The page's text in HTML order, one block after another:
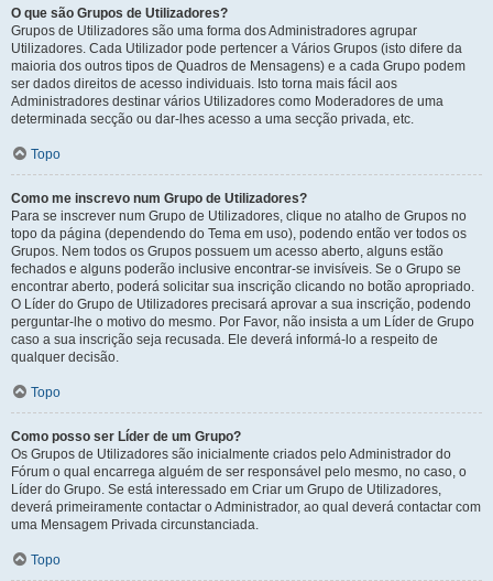
O que são Grupos de Utilizadores?
Grupos de Utilizadores são uma forma dos Administradores agrupar
Utilizadores. Cada Utilizador pode pertencer a Vários Grupos (isto difere da
maioria dos outros tipos de Quadros de Mensagens) e a cada Grupo podem
ser dados direitos de acesso individuais. Isto torna mais fácil aos
Administradores destinar vários Utilizadores como Moderadores de uma
determinada secção ou dar-lhes acesso a uma secção privada, etc.
Topo
Como me inscrevo num Grupo de Utilizadores?
Para se inscrever num Grupo de Utilizadores, clique no atalho de Grupos no
topo da página (dependendo do Tema em uso), podendo então ver todos os
Grupos. Nem todos os Grupos possuem um acesso aberto, alguns estão
fechados e alguns poderão inclusive encontrar-se invisíveis. Se o Grupo se
encontrar aberto, poderá solicitar sua inscrição clicando no botão apropriado.
O Líder do Grupo de Utilizadores precisará aprovar a sua inscrição, podendo
perguntar-lhe o motivo do mesmo. Por Favor, não insista a um Líder de Grupo
caso a sua inscrição seja recusada. Ele deverá informá-lo a respeito de
qualquer decisão.
Topo
Como posso ser Líder de um Grupo?
Os Grupos de Utilizadores são inicialmente criados pelo Administrador do
Fórum o qual encarrega alguém de ser responsável pelo mesmo, no caso, o
Líder do Grupo. Se está interessado em Criar um Grupo de Utilizadores,
deverá primeiramente contactar o Administrador, ao qual deverá contactar com
uma Mensagem Privada circunstanciada.
Topo